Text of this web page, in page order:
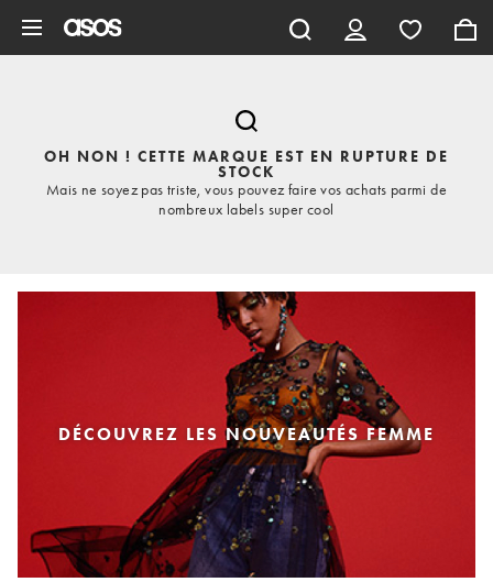
OH NON ! CETTE MARQUE EST EN RUPTURE DE
STOCK
Mais ne soyez pas triste, vous pouvez faire vos achats parmi de
nombreux labels super cool
DÉCOUVREZ LES NOUVEAUTÉS FEMME